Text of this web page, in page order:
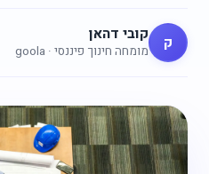
ק קובי דהאן
מומחה חינוך פיננסי · goola